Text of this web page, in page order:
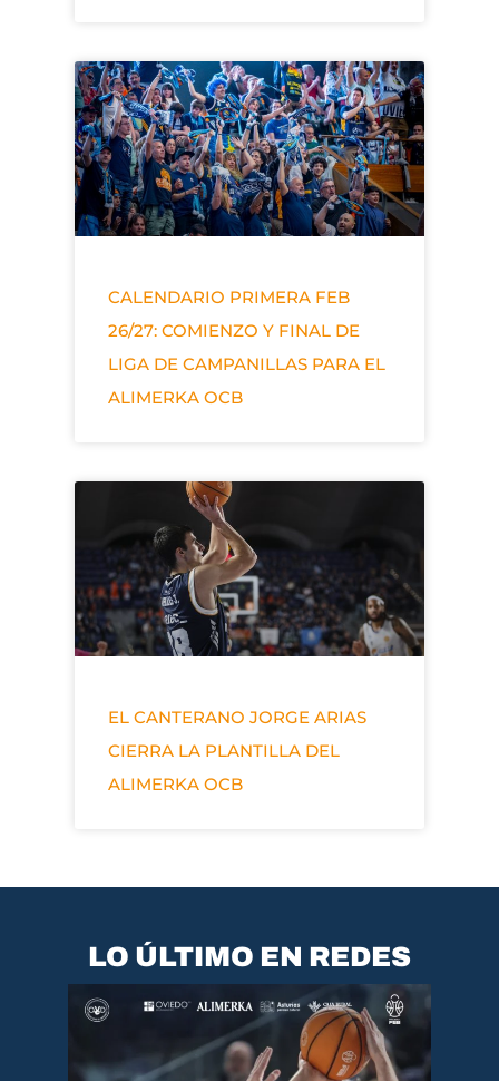
CALENDARIO PRIMERA FEB
26/27: COMIENZO Y FINAL DE
LIGA DE CAMPANILLAS PARA EL
ALIMERKA OCB
EL CANTERANO JORGE ARIAS
CIERRA LA PLANTILLA DEL
ALIMERKA OCB
LO ÚLTIMO EN REDES